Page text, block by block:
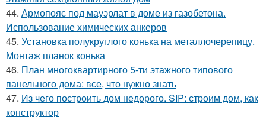
44. Армопояс под мауэрлат в доме из газобетона.
Использование химических анкеров
45. Установка полукруглого конька на металлочерепицу.
Монтаж планок конька
46. План многоквартирного 5-ти этажного типового
панельного дома: все, что нужно знать
47. Из чего построить дом недорого. SIP: строим дом, как
конструктор